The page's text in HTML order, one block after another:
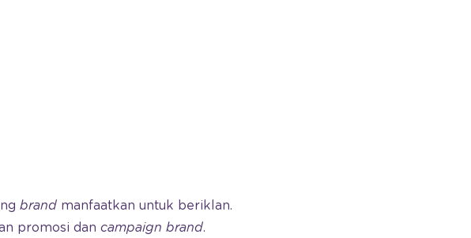
brand manfaatkan untuk beriklan.
promosi dan campaign brand.